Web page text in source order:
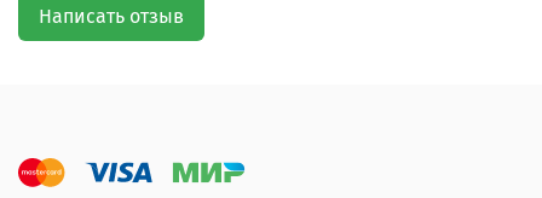
Написать отзыв